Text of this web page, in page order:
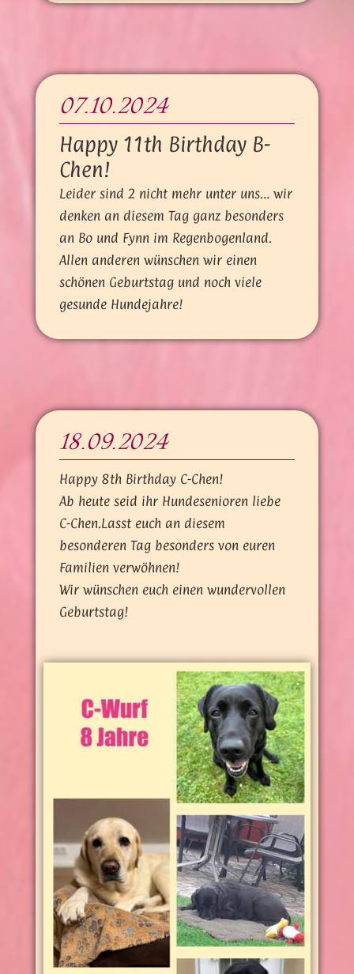
07.10.2024
Happy 11th Birthday B-
Chen!
Leider sind 2 nicht mehr unter uns… wir
denken an diesem Tag ganz besonders
an Bo und Fynn im Regenbogenland.
Allen anderen wünschen wir einen
schönen Geburtstag und noch viele
gesunde Hundejahre!
18.09.2024
Happy 8th Birthday C-Chen!
Ab heute seid ihr Hundesenioren liebe
C-Chen.Lasst euch an diesem
besonderen Tag besonders von euren
Familien verwöhnen!
Wir wünschen euch einen wundervollen
Geburtstag!